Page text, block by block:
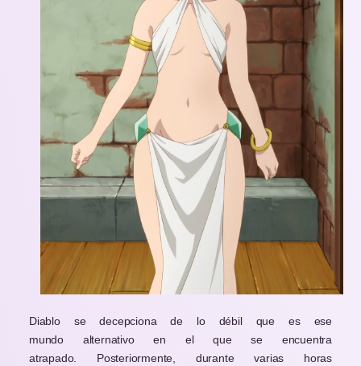
Diablo se decepciona de lo débil que es ese
mundo alternativo en el que se encuentra
atrapado. Posteriormente, durante varias horas